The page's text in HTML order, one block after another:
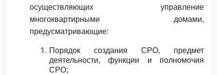
осуществляющих управление
многоквартирными домами,
предусматривающие:
Порядок создания СРО, предмет
деятельности, функции и полномочия
СРО;